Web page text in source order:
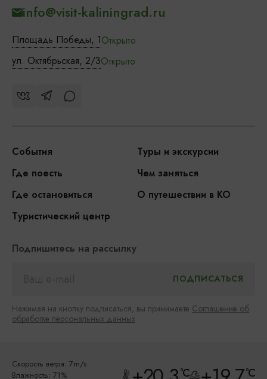
Площадь Победы, 1Открыто
ул. Октябрьская, 2/3Открыто
info@visit-kaliningrad.ru
События
Туры и экскурсии
Где поесть
Чем заняться
Где остановиться
О путешествии в КО
Туристический центр
Подпишитесь на рассылку
Нажимая на кнопку подписаться, вы принимаете Соглашение об
обработке персональных данных
Скорость ветра: 7m/s
Влажность: 71%
°C °C